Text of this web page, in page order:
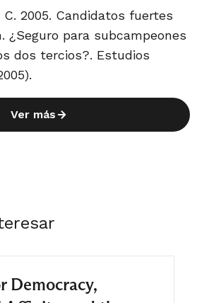
el artículo se
las presidenciales de
más marcadas por
sobre el resultado,
que “la
podrá seguir
presentar duplas de
Carolina Garrido
plantean en este
C. 2005. Candidatos fuertes
¿Seguro para subcampeones
dos tercios?. Estudios
Ver más
Democracy,